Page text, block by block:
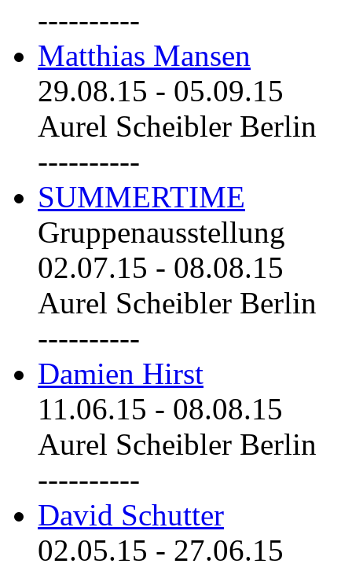
----------
Matthias Mansen
29.08.15 - 05.09.15
Aurel Scheibler Berlin
----------
SUMMERTIME
Gruppenausstellung
02.07.15 - 08.08.15
Aurel Scheibler Berlin
----------
Damien Hirst
11.06.15 - 08.08.15
Aurel Scheibler Berlin
----------
David Schutter
02.05.15 - 27.06.15